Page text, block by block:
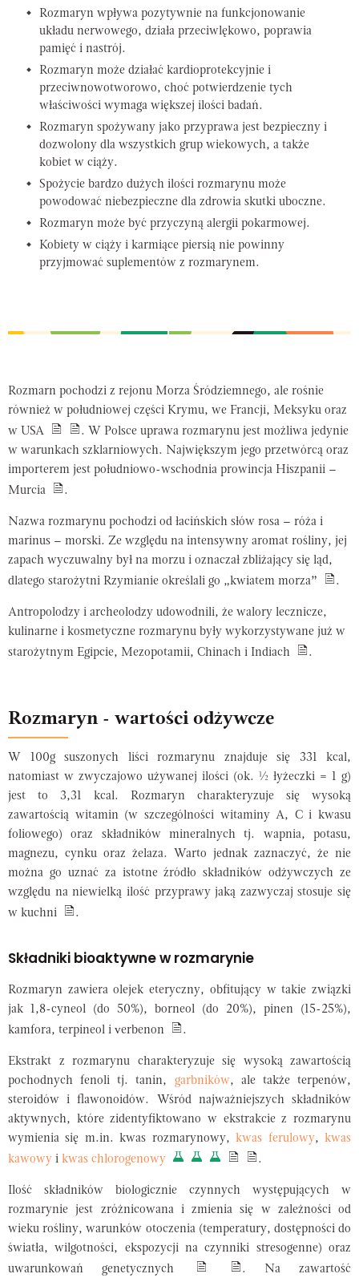
Rozmaryn wpływa pozytywnie na funkcjonowanie
układu nerwowego, działa przeciwlękowo, poprawia
pamięć i nastrój.
Rozmaryn może działać kardioprotekcyjnie i
przeciwnowotworowo, choć potwierdzenie tych
właściwości wymaga większej ilości badań.
Rozmaryn spożywany jako przyprawa jest bezpieczny i
dozwolony dla wszystkich grup wiekowych, a także
kobiet w ciąży.
Spożycie bardzo dużych ilości rozmarynu może
powodować niebezpieczne dla zdrowia skutki uboczne.
Rozmaryn może być przyczyną alergii pokarmowej.
Kobiety w ciąży i karmiące piersią nie powinny
przyjmować suplementów z rozmarynem.
Rozmarn pochodzi z rejonu Morza Śródziemnego, ale rośnie
również w południowej części Krymu, we Francji, Meksyku oraz
w USA
. W Polsce uprawa rozmarynu jest możliwa jedynie
w warunkach szklarniowych. Największym jego przetwórcą oraz
importerem jest południowo-wschodnia prowincja Hiszpanii –
Murcia
.
Nazwa rozmarynu pochodzi od łacińskich słów rosa – róża i
marinus – morski. Ze względu na intensywny aromat rośliny, jej
zapach wyczuwalny był na morzu i oznaczał zbliżający się ląd,
dlatego starożytni Rzymianie określali go „kwiatem morza”
.
Antropolodzy i archeolodzy udowodnili, że walory lecznicze,
kulinarne i kosmetyczne rozmarynu były wykorzystywane już w
starożytnym Egipcie, Mezopotamii, Chinach i Indiach
.
Rozmaryn - wartości odżywcze
W 100g suszonych liści rozmarynu znajduje się 331 kcal,
natomiast w zwyczajowo używanej ilości (ok. ½ łyżeczki = 1 g)
jest to 3,31 kcal. Rozmaryn charakteryzuje się wysoką
zawartością witamin (w szczególności witaminy A, C i kwasu
foliowego) oraz składników mineralnych tj. wapnia, potasu,
magnezu, cynku oraz żelaza. Warto jednak zaznaczyć, że nie
można go uznać za istotne źródło składników odżywczych ze
względu na niewielką ilość przyprawy jaką zazwyczaj stosuje się
w kuchni
.
Składniki bioaktywne w rozmarynie
Rozmaryn zawiera olejek eteryczny, obfitujący w takie związki
jak 1,8-cyneol (do 50%), borneol (do 20%), pinen (15-25%),
kamfora, terpineol i verbenon
.
Ekstrakt z rozmarynu charakteryzuje się wysoką zawartością
pochodnych fenoli tj. tanin, garbników, ale także terpenów,
steroidów i flawonoidów. Wśród najważniejszych składników
aktywnych, które zidentyfiktowano w ekstrakcie z rozmarynu
wymienia się m.in. kwas rozmarynowy,kwas ferulowy,kwas
kawowy i kwas chlorogenowy .
Ilość składników biologicznie czynnych występujących w
rozmarynie jest zróżnicowana i zmienia się w zależności od
wieku rośliny, warunków otoczenia (temperatury, dostępności do
światła, wilgotności, ekspozycji na czynniki stresogenne) oraz
uwarunkowań genetycznych
. Na zawartość